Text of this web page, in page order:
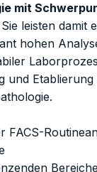
mit
Sie leisten damit
hohen
und
FACS-